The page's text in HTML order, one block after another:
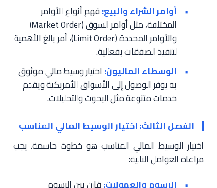
أوامر الشراء والبيع:فهم أنواع الأوامر
المختلفة، مثل أوامر السوق (Market Order)
والأوامر المحددة (Limit Order)، أمر بالغ الأهمية
لتنفيذ الصفقات بفعالية.
الوسطاء الماليون: اختيار وسيط مالي موثوق
به يوفر الوصول إلى الأسواق الأمريكية ويقدم
خدمات متنوعة مثل البحوث والتحليلات.
الفصل الثالث: اختيار الوسيط المالي المناسب
اختيار الوسيط المالي المناسب هو خطوة حاسمة. يجب
مراعاة العوامل التالية:
الرسوم والعمولات:قارن بين الرسوم